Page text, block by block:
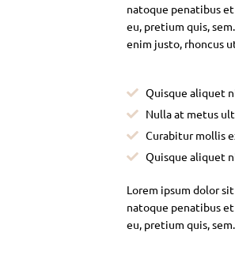
natoque penatibus
eu, pretium quis,
enim justo, rhoncus
Quisque aliquet
Nulla at metus
Curabitur mollis
Quisque aliquet
Lorem ipsum dolor
natoque penatibus
eu, pretium quis,